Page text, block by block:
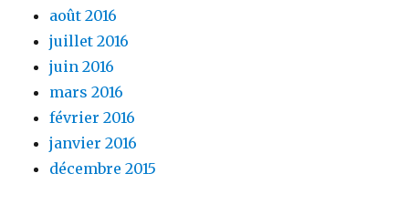
août 2016
juillet 2016
juin 2016
mars 2016
février 2016
janvier 2016
décembre 2015